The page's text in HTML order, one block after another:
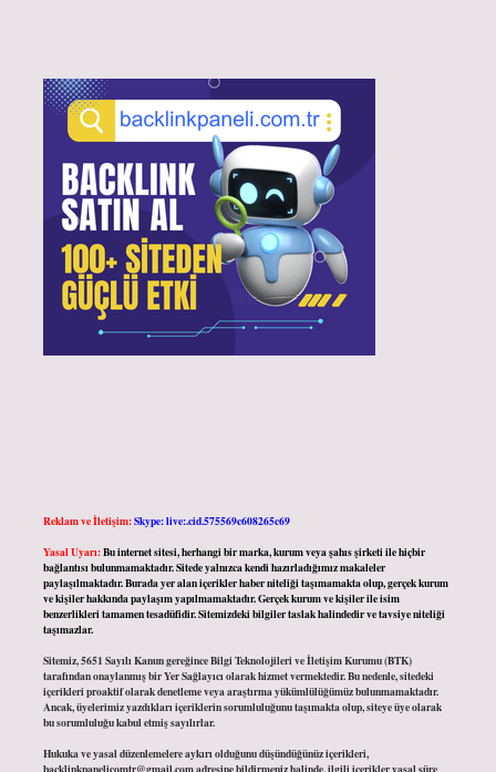
Reklam ve İletişim:Skype: live:.cid.575569c608265c69
Yasal Uyarı:Bu internet sitesi, herhangi bir marka, kurum veya şahıs şirketi ile hiçbir
bağlantısı bulunmamaktadır. Sitede yalnızca kendi hazırladığımız makaleler
paylaşılmaktadır. Burada yer alan içerikler haber niteliği taşımamakta olup, gerçek kurum
ve kişiler hakkında paylaşım yapılmamaktadır. Gerçek kurum ve kişiler ile isim
benzerlikleri tamamen tesadüfidir. Sitemizdeki bilgiler taslak halindedir ve tavsiye niteliği
taşımazlar.
Sitemiz, 5651 Sayılı Kanun gereğince Bilgi Teknolojileri ve İletişim Kurumu (BTK)
tarafından onaylanmış bir Yer Sağlayıcı olarak hizmet vermektedir. Bu nedenle, sitedeki
içerikleri proaktif olarak denetleme veya araştırma yükümlülüğümüz bulunmamaktadır.
Ancak, üyelerimiz yazdıkları içeriklerin sorumluluğunu taşımakta olup, siteye üye olarak
bu sorumluluğu kabul etmiş sayılırlar.
Hukuka ve yasal düzenlemelere aykırı olduğunu düşündüğünüz içerikleri,